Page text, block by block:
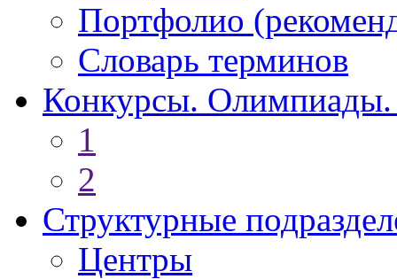
Портфолио
Словарь терминов
Конкурсы.
1
2
Структурные
Центры